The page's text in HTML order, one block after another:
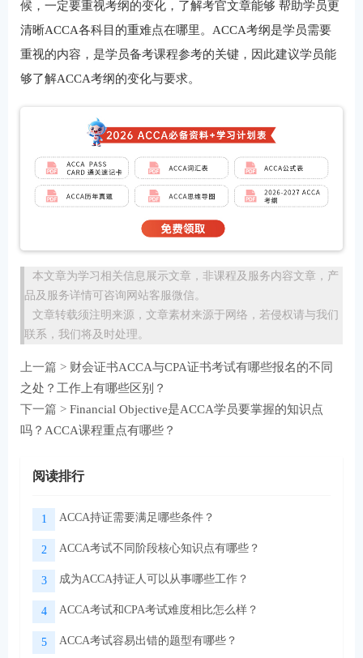
候，一定要重视考纲的变化，了解考官文章能够 帮助学员更
清晰ACCA各科目的重难点在哪里。ACCA考纲是学员需要
重视的内容，是学员备考课程参考的关键，因此建议学员能
够了解ACCA考纲的变化与要求。
本文章为学习相关信息展示文章，非课程及服务内容文章，产
品及服务详情可咨询网站客服微信。
文章转载须注明来源，文章素材来源于网络，若侵权请与我们
联系，我们将及时处理。
上一篇 > 财会证书ACCA与CPA证书考试有哪些报名的不同
之处？工作上有哪些区别？
下一篇 > Financial Objective是ACCA学员要掌握的知识点
吗？ACCA课程重点有哪些？
阅读排行
1 ACCA持证需要满足哪些条件？
2 ACCA考试不同阶段核心知识点有哪些？
3 成为ACCA持证人可以从事哪些工作？
4 ACCA考试和CPA考试难度相比怎么样？
5 ACCA考试容易出错的题型有哪些？